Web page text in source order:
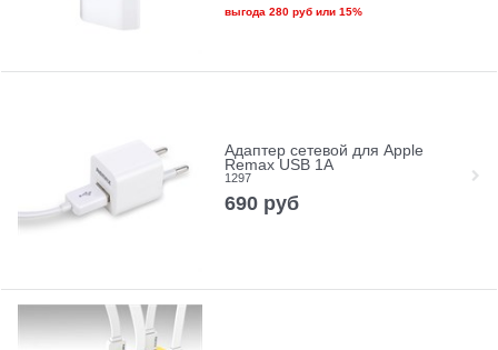
выгода 280 рубили 15%
Адаптер сетевой для Apple
Remax USB 1A
1297
690 руб